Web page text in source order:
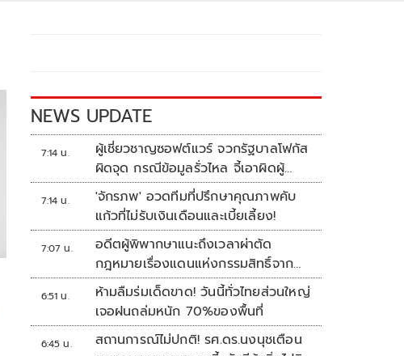
NEWS UPDATE
7:14 น.
ผู้เชี่ยวชาญซอฟต์แวร์ จวกรัฐบาลโฟกัส
ผิดจุด กรณีข้อมูลรั่วไหล จี้เอาผิดผู้
ควบคุม-เจ้าของระบบตามกฎหมาย
PDPA
7:14 น.
'จักรภพ' อวดทีมที่ปรึกษาคุณภาพคับ
แก้วที่ไม่รับเงินเดือนและเบี้ยเลี้ยง!
7:07 น.
อดีตผู้พิพากษาแนะถึงเวลาผ่าตัด
กฎหมายเรื่องแดนแห่งกรรมสิทธิ์จาก
สวรรค์ถึงนรก!
6:51 น.
ห้ามลืมร่มเด็ดขาด! วันนี้ทั่วไทยส่วนใหญ่
เจอฝนถล่มหนัก 70%ของพื้นที่
6:45 น.
สถานการณ์ไม่ปกติ! รศ.ดร.นงนุชเตือน